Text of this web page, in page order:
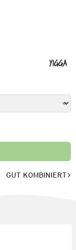
GUT KOMBINIERT